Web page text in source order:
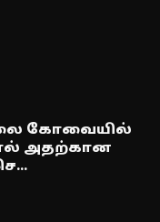
கோவையில்
அதற்கான